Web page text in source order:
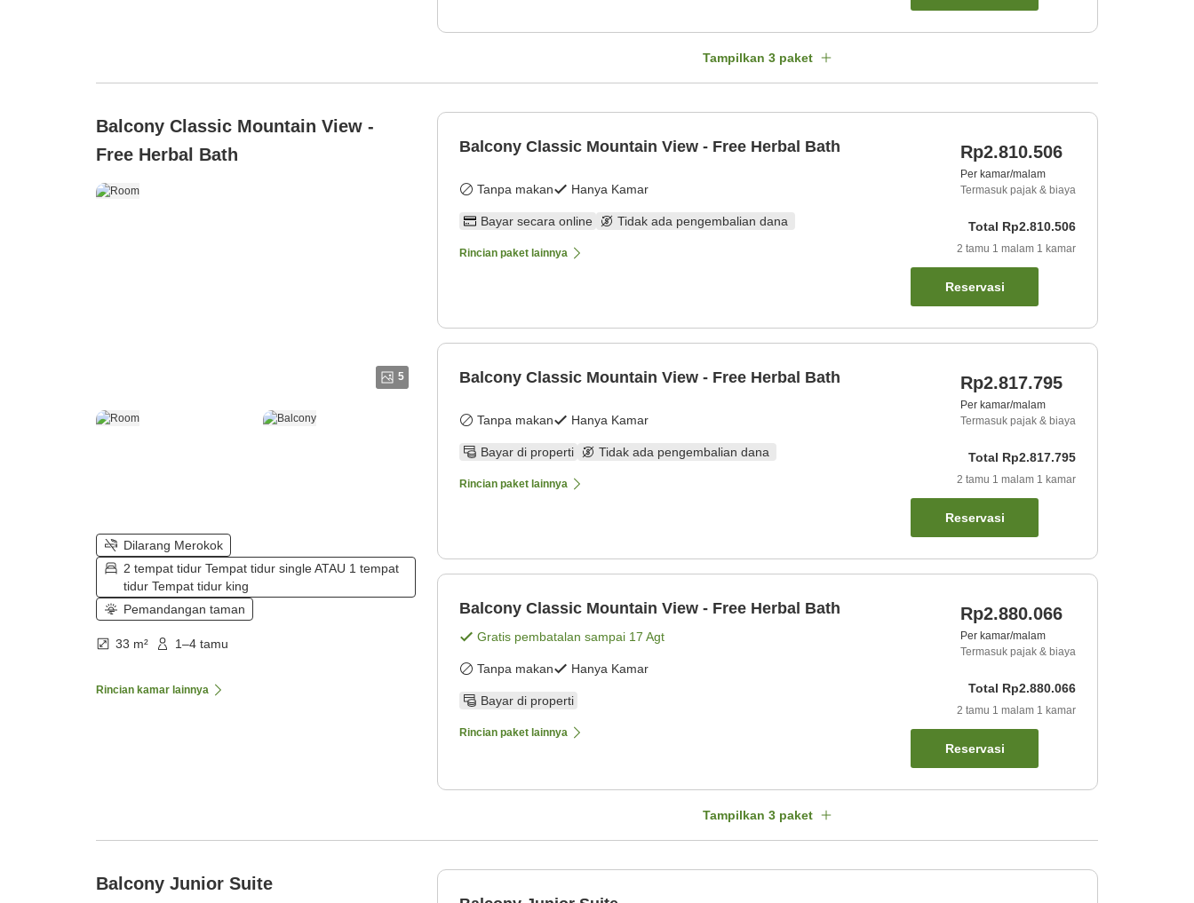
Tampilkan 3 paket
Balcony Classic Mountain View -
Free Herbal Bath
5
Dilarang Merokok
2 tempat tidur Tempat tidur single ATAU 1 tempat
tidur Tempat tidur king
Pemandangan taman
33 m² 1–4 tamu
Rincian kamar lainnya
Balcony Classic Mountain View - Free Herbal Bath
Tanpa makan Hanya Kamar
Bayar secara online Tidak ada pengembalian dana
Rincian paket lainnya
Rp2.810.506
Per kamar/malam
Termasuk pajak & biaya
Total Rp2.810.506
2 tamu 1 malam 1 kamar
Reservasi
Balcony Classic Mountain View - Free Herbal Bath
Tanpa makan Hanya Kamar
Bayar di properti Tidak ada pengembalian dana
Rincian paket lainnya
Rp2.817.795
Per kamar/malam
Termasuk pajak & biaya
Total Rp2.817.795
2 tamu 1 malam 1 kamar
Reservasi
Balcony Classic Mountain View - Free Herbal Bath
Gratis pembatalan sampai 17 Agt
Tanpa makan Hanya Kamar
Bayar di properti
Rincian paket lainnya
Rp2.880.066
Per kamar/malam
Termasuk pajak & biaya
Total Rp2.880.066
2 tamu 1 malam 1 kamar
Reservasi
Tampilkan 3 paket
Balcony Junior Suite